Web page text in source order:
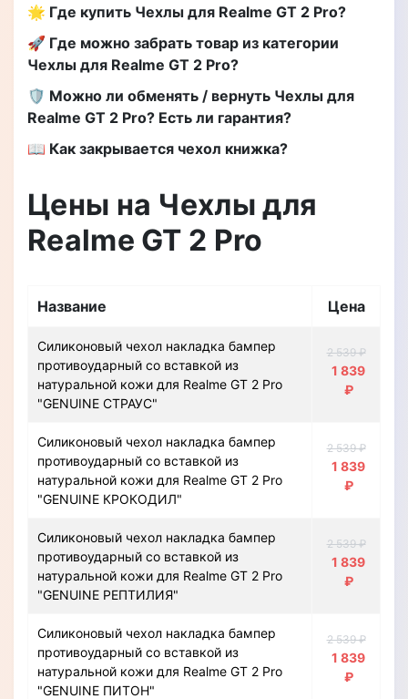
🌟 Где купить Чехлы для Realme GT 2 Pro?
🚀 Где можно забрать товар из категории
Чехлы для Realme GT 2 Pro?
🛡️ Можно ли обменять / вернуть Чехлы для
Realme GT 2 Pro? Есть ли гарантия?
📖 Как закрывается чехол книжка?
Цены на Чехлы для
Realme GT 2 Pro
Название Цена
Силиконовый чехол накладка бампер
противоударный со вставкой из
натуральной кожи для Realme GT 2 Pro
"GENUINE СТРАУС"
2 539 ₽
1 839
₽
Силиконовый чехол накладка бампер
противоударный со вставкой из
натуральной кожи для Realme GT 2 Pro
"GENUINE КРОКОДИЛ"
2 539 ₽
1 839
₽
Силиконовый чехол накладка бампер
противоударный со вставкой из
натуральной кожи для Realme GT 2 Pro
"GENUINE РЕПТИЛИЯ"
2 539 ₽
1 839
₽
Силиконовый чехол накладка бампер
противоударный со вставкой из
натуральной кожи для Realme GT 2 Pro
"GENUINE ПИТОН"
2 539 ₽
1 839
₽